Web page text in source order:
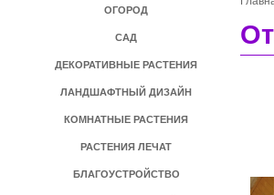
ОГОРОД
САД
ДЕКОРАТИВНЫЕ РАСТЕНИЯ
ЛАНДШАФТНЫЙ ДИЗАЙН
КОМНАТНЫЕ РАСТЕНИЯ
РАСТЕНИЯ ЛЕЧАТ
БЛАГОУСТРОЙСТВО